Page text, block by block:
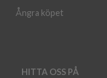
Ångra köpet
HITTA OSS PÅ